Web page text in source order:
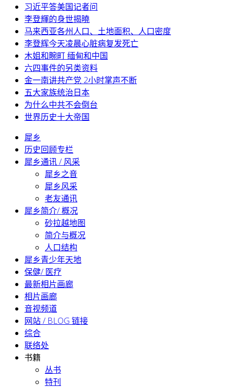
习近平答美国记者问
李登輝的身世揭曉
马来西亚各州人口、土地面积、人口密度
李登辉今天凌晨心脏病复发死亡
木姐和畹町 缅甸和中国
六四事件的另类资料
金一南讲共产党 2小时掌声不断
五大家族统治日本
为什么中共不会倒台
世界历史十大帝国
犀乡
历史回顾专栏
犀乡通讯 / 风采
犀乡之音
犀乡风采
老友通讯
犀乡简介/ 概况
砂拉越地图
简介与概况
人口结构
犀乡青少年天地
保健/ 医疗
最新相片画廊
相片画廊
音视频道
网站 / BLOG 链接
综合
联络处
书籍
丛书
特刊